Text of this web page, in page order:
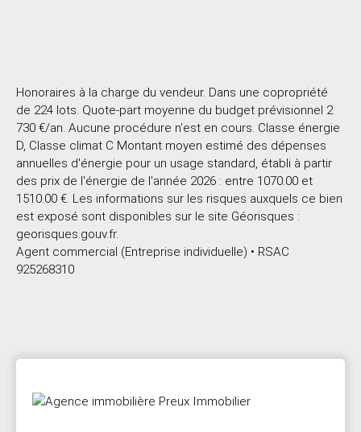
Honoraires à la charge du vendeur. Dans une copropriété
de 224 lots. Quote-part moyenne du budget prévisionnel 2
730 €/an. Aucune procédure n'est en cours. Classe énergie
D, Classe climat C Montant moyen estimé des dépenses
annuelles d'énergie pour un usage standard, établi à partir
des prix de l'énergie de l'année 2026 : entre 1070.00 et
1510.00 €. Les informations sur les risques auxquels ce bien
est exposé sont disponibles sur le site Géorisques :
georisques.gouv.fr.
Agent commercial (Entreprise individuelle) • RSAC
925268310